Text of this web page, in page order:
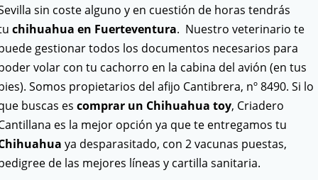
sin coste alguno y en cuestión de horas tendrás
chihuahua en Fuerteventura. Nuestro veterinario te
gestionar todos los documentos necesarios para
volar con tu cachorro en la cabina del avión (en tus
Somos propietarios del afijo Cantibrera, nº 8490. Si lo
buscas es comprar un Chihuahua toy, Criadero
es la mejor opción ya que te entregamos tu
ya desparasitado, con 2 vacunas puestas,
de las mejores líneas y cartilla sanitaria.